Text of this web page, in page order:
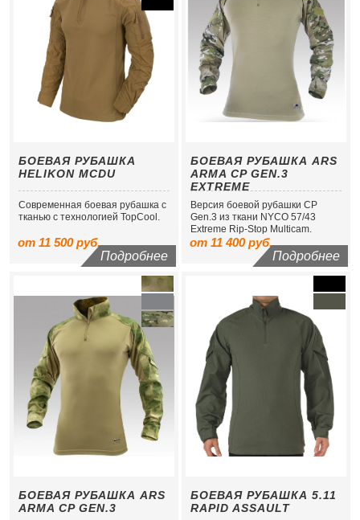
БОЕВАЯ РУБАШКА
HELIKON MCDU
Современная боевая рубашка с
тканью с технологией TopCool.
от 11 500 руб.
Подробнее
БОЕВАЯ РУБАШКА ARS
ARMA CP GEN.3
EXTREME
Версия боевой рубашки CP
Gen.3 из ткани NYCO 57/43
Extreme Rip-Stop Multicam.
от 11 400 руб.
Подробнее
БОЕВАЯ РУБАШКА ARS
ARMA CP GEN.3
БОЕВАЯ РУБАШКА 5.11
RAPID ASSAULT